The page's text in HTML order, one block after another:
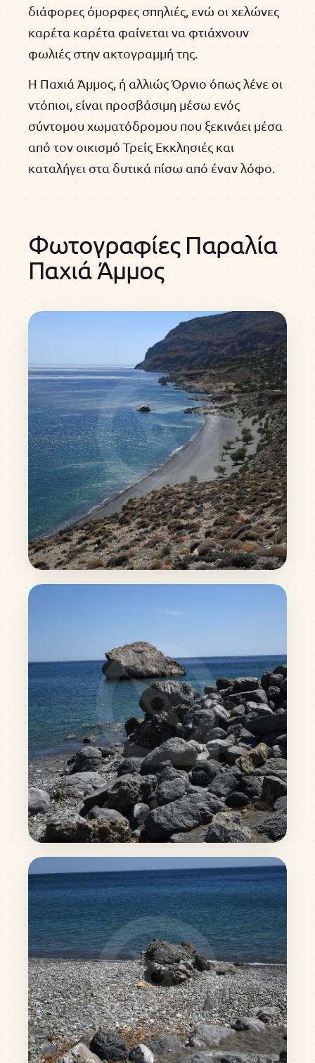
διάφορες όμορφες σπηλιές, ενώ οι χελώνες
καρέτα καρέτα φαίνεται να φτιάχνουν
φωλιές στην ακτογραμμή της.
Η Παχιά Άμμος, ή αλλιώς Όρνιο όπως λένε οι
ντόπιοι, είναι προσβάσιμη μέσω ενός
σύντομου χωματόδρομου που ξεκινάει μέσα
από τον οικισμό Τρείς Εκκλησιές και
καταλήγει στα δυτικά πίσω από έναν λόφο.
Φωτογραφίες Παραλία
Παχιά Άμμος